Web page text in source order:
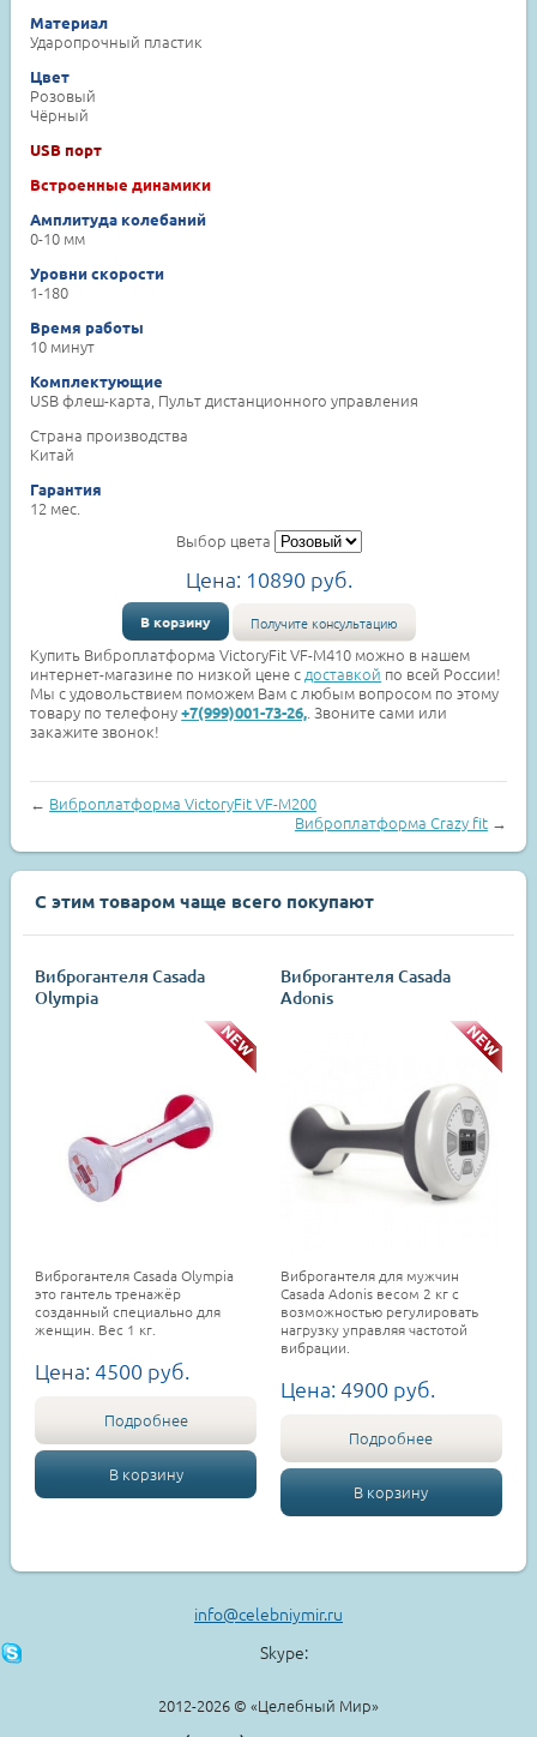
Материал
Ударопрочный пластик
Цвет
Розовый
Чёрный
USB порт
Встроенные динамики
Амплитуда колебаний
0-10 мм
Уровни скорости
1-180
Время работы
10 минут
Комплектующие
USB флеш-карта, Пульт дистанционного управления
Страна производства
Китай
Гарантия
12 мес.
Выбор цвета
Цена: 10890 руб.
В корзину Получите консультацию
Купить Виброплатформа VictoryFit VF-M410 можно в нашем
интернет-магазине по низкой цене сдоставкой по всей России!
Мы с удовольствием поможем Вам с любым вопросом по этому
товару по телефону+7(999)001-73-26,. Звоните сами или
закажите звонок!
← Виброплатформа VictoryFit VF-M200
Виброплатформа Crazy fit→
С этим товаром чаще всего покупают
Виброгантеля Сasada
Olympia
Виброгантеля Сasada Olympia
это гантель тренажёр
созданный специально для
женщин. Вес 1 кг.
Цена: 4500 руб.
Подробнее
В корзину
Виброгантеля Сasada
Adonis
Виброгантеля для мужчин
Сasada Adonis весом 2 кг с
возможностью регулировать
нагрузку управляя частотой
вибрации.
Цена: 4900 руб.
Подробнее
В корзину
info@celebniymir.ru
Skype:
2012-2026 © «Целебный Мир»